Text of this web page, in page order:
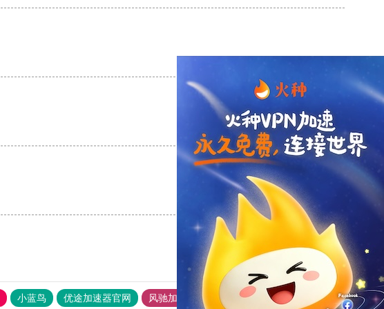
支持 [0] 反对[0]
支持
小蓝鸟 优途加速器官网 风驰加速器 旋风加速器